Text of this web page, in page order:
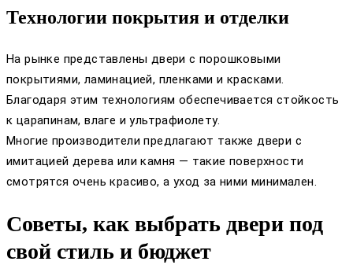
Технологии покрытия и отделки
На рынке представлены двери с порошковыми
покрытиями, ламинацией, пленками и красками.
Благодаря этим технологиям обеспечивается стойкость
к царапинам, влаге и ультрафиолету.
Многие производители предлагают также двери с
имитацией дерева или камня — такие поверхности
смотрятся очень красиво, а уход за ними минимален.
Советы, как выбрать двери под
свой стиль и бюджет